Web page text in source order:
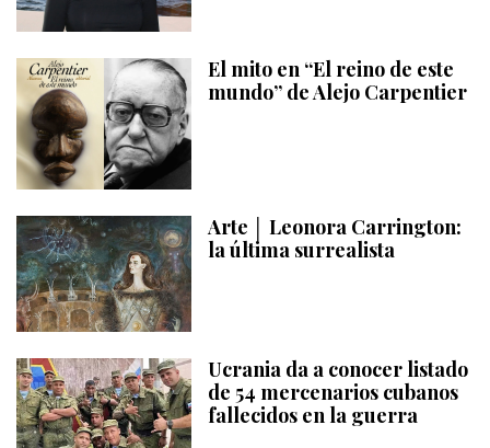
El mito en “El reino de este
mundo” de Alejo Carpentier
Arte │ Leonora Carrington:
la última surrealista
Ucrania da a conocer listado
de 54 mercenarios cubanos
fallecidos en la guerra